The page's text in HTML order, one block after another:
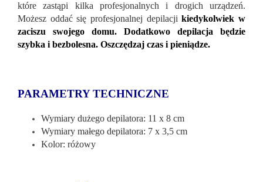
które zastąpi kilka profesjonalnych i drogich urządzeń.
Możesz oddać się profesjonalnej depilacjikiedykolwiek w
zaciszu swojego domu. Dodatkowo depilacja będzie
szybka i bezbolesna. Oszczędzaj czas i pieniądze.
PARAMETRY TECHNICZNE
Wymiary dużego depilatora: 11 x 8 cm
Wymiary małego depilatora: 7 x 3,5 cm
Kolor: różowy